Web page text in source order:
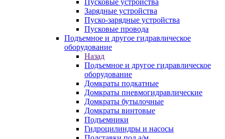
Пусковые устройства
Зарядные устройства
Пуско-зарядные устройства
Пусковые провода
Подъемное и другое гидравлическое
оборудование
Назад
Подъемное и другое гидравлическое
оборудование
Домкраты подкатные
Домкраты пневмогидравлические
Домкраты бутылочные
Домкраты винтовые
Подъемники
Гидроцилиндры и насосы